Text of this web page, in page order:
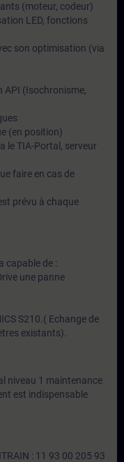
(moteur, codeur)
LED, fonctions
son optimisation (via
API (Isochronisme,
(en position)
le TIA-Portal, serveur
faire en cas de
prévu à chaque
capable de :
une panne
S210.( Echange de
existants).
niveau 1 maintenance
est indispensable
: 11 93 00 205 93